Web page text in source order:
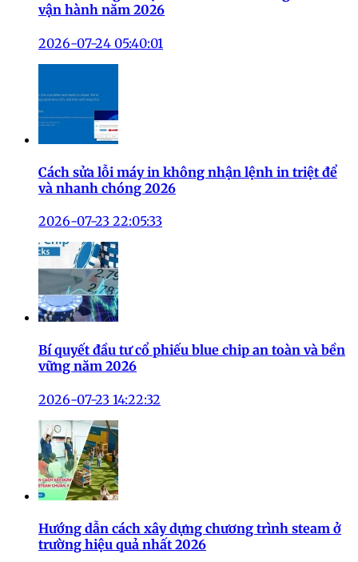
vận hành năm 2026
2026-07-24 05:40:01
Cách sửa lỗi máy in không nhận lệnh in triệt để
và nhanh chóng 2026
2026-07-23 22:05:33
Bí quyết đầu tư cổ phiếu blue chip an toàn và bền
vững năm 2026
2026-07-23 14:22:32
Hướng dẫn cách xây dựng chương trình steam ở
trường hiệu quả nhất 2026